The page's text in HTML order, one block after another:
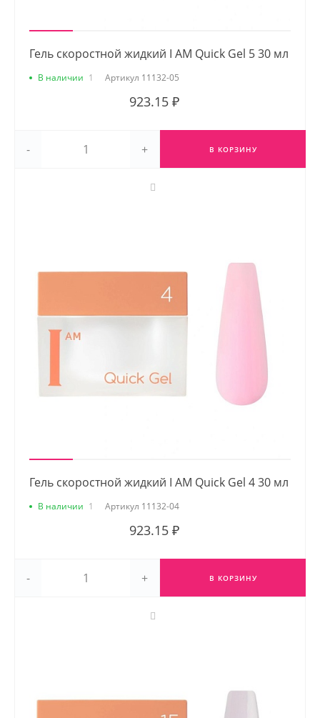
Гель скоростной жидкий I AM Quick Gel 5 30 мл
В наличии 1 Артикул 11132-05
923.15 ₽
- + В КОРЗИНУ
Гель скоростной жидкий I AM Quick Gel 4 30 мл
В наличии 1 Артикул 11132-04
923.15 ₽
- + В КОРЗИНУ